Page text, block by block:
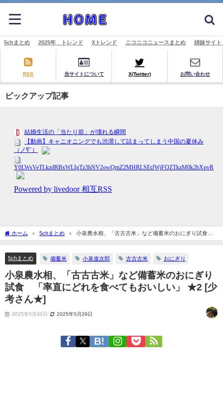
5chまとめ 2025年 トレンド Xトレンド ニコニコニュースまとめ 姉妹サイ
RSS 当サイトについて X(Twitter) お問い合わせ
ピックアップ記事
ホーム 5chまとめ
小泉農水相、「古古古米」など備蓄米のおにぎり試食
「率直にどれを食べてもおいしい」 ★2 [少考さん★]
5chまとめ 備蓄米 小泉進次郎 古古古米 おにぎり
小泉農水相、「古古古米」など備蓄米のおにぎり
試食 「率直にどれを食べてもおいしい」 ★2 [少
考さん★]
2025年5月30日 2025年5月29日